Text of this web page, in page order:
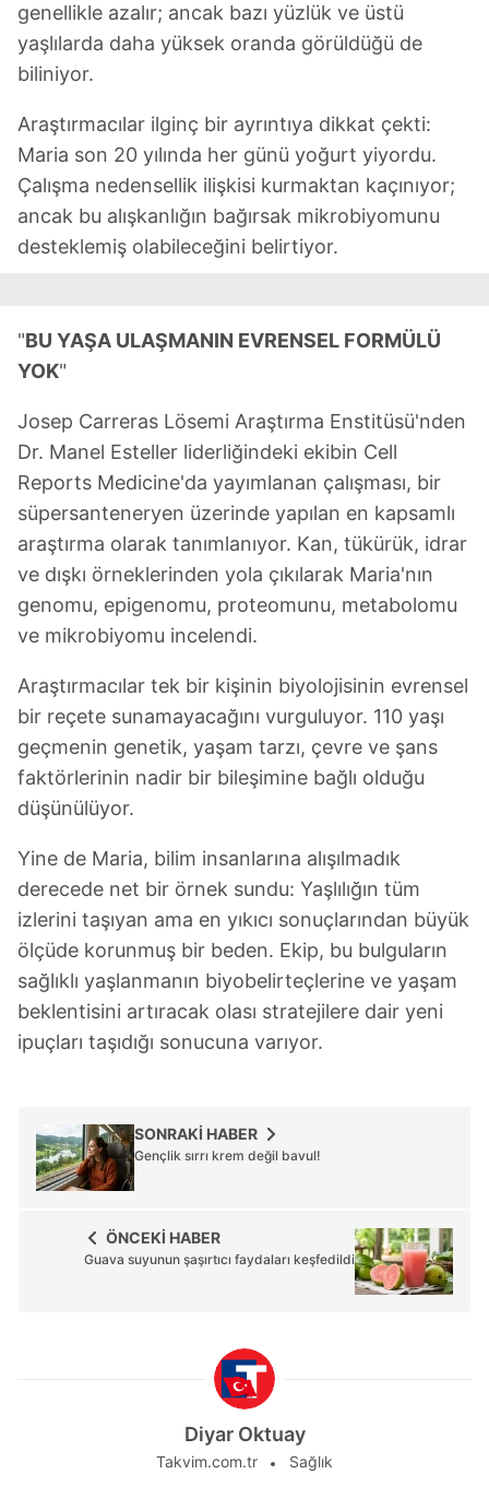
genellikle azalır; ancak bazı yüzlük ve üstü
yaşlılarda daha yüksek oranda görüldüğü de
biliniyor.
Araştırmacılar ilginç bir ayrıntıya dikkat çekti:
Maria son 20 yılında her günü yoğurt yiyordu.
Çalışma nedensellik ilişkisi kurmaktan kaçınıyor;
ancak bu alışkanlığın bağırsak mikrobiyomunu
desteklemiş olabileceğini belirtiyor.
"BU YAŞA ULAŞMANIN EVRENSEL FORMÜLÜ
YOK"
Josep Carreras Lösemi Araştırma Enstitüsü'nden
Dr. Manel Esteller liderliğindeki ekibin Cell
Reports Medicine'da yayımlanan çalışması, bir
süpersanteneryen üzerinde yapılan en kapsamlı
araştırma olarak tanımlanıyor. Kan, tükürük, idrar
ve dışkı örneklerinden yola çıkılarak Maria'nın
genomu, epigenomu, proteomunu, metabolomu
ve mikrobiyomu incelendi.
Araştırmacılar tek bir kişinin biyolojisinin evrensel
bir reçete sunamayacağını vurguluyor. 110 yaşı
geçmenin genetik, yaşam tarzı, çevre ve şans
faktörlerinin nadir bir bileşimine bağlı olduğu
düşünülüyor.
Yine de Maria, bilim insanlarına alışılmadık
derecede net bir örnek sundu: Yaşlılığın tüm
izlerini taşıyan ama en yıkıcı sonuçlarından büyük
ölçüde korunmuş bir beden. Ekip, bu bulguların
sağlıklı yaşlanmanın biyobelirteçlerine ve yaşam
beklentisini artıracak olası stratejilere dair yeni
ipuçları taşıdığı sonucuna varıyor.
SONRAKİ HABER
Gençlik sırrı krem değil bavul!
ÖNCEKİ HABER
Guava suyunun şaşırtıcı faydaları keşfedildi
Diyar Oktuay
Takvim.com.tr Sağlık